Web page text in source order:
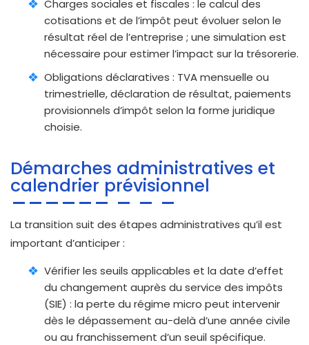
Charges sociales et fiscales : le calcul des
cotisations et de l’impôt peut évoluer selon le
résultat réel de l’entreprise ; une simulation est
nécessaire pour estimer l’impact sur la trésorerie.
Obligations déclaratives : TVA mensuelle ou
trimestrielle, déclaration de résultat, paiements
provisionnels d’impôt selon la forme juridique
choisie.
Démarches administratives et
calendrier prévisionnel
La transition suit des étapes administratives qu’il est
important d’anticiper :
Vérifier les seuils applicables et la date d’effet
du changement auprès du service des impôts
(SIE) : la perte du régime micro peut intervenir
dès le dépassement au-delà d’une année civile
ou au franchissement d’un seuil spécifique.